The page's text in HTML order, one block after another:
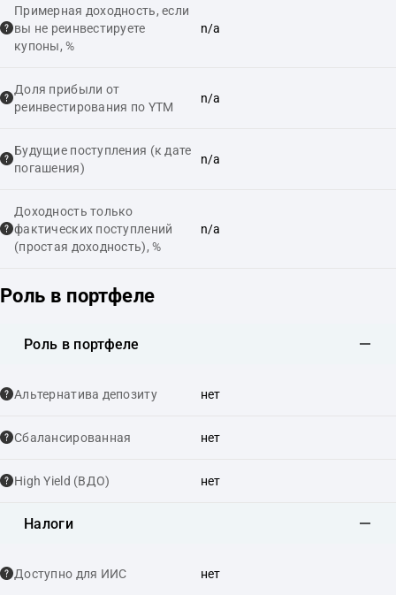
Примерная доходность, если
вы не реинвестируете
купоны, %
n/a
Доля прибыли от
реинвестирования по YTM
n/a
Будущие поступления (к дате
погашения)
n/a
Доходность только
фактических поступлений
(простая доходность), %
n/a
Роль в портфеле
Роль в портфеле
Альтернатива депозиту нет
Сбалансированная нет
High Yield (ВДО) нет
Налоги
Доступно для ИИС нет